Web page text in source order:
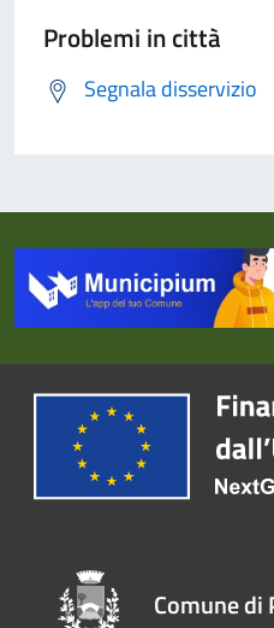
Problemi in città
Segnala disservizio
Comune di